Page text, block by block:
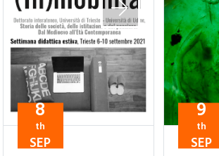
8
th
SEP
9
th
SEP